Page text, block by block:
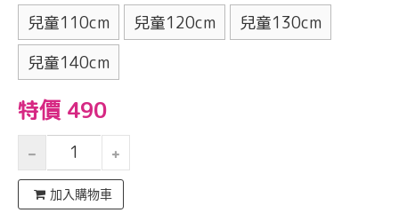
兒童110cm 兒童120cm
兒童130cm
兒童140cm
特價 490
加入購物車